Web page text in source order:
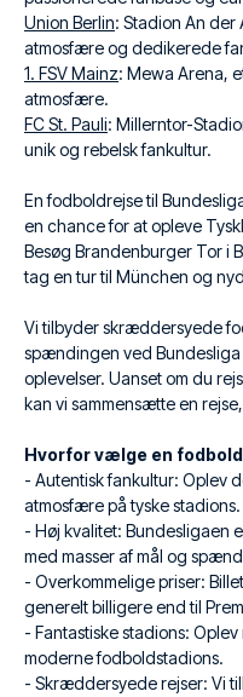
Union Berlin: Stadion An der
atmosfære og dedikerede
1. FSV Mainz: Mewa Arena,
atmosfære.
FC St. Pauli: Millerntor-
unik og rebelsk fankultur.
En fodboldrejse til
en chance for at opleve
Besøg Brandenburger Tor i
tag en tur til München og
Vi tilbyder skræddersyede
spændingen ved Bundesliga
oplevelser. Uanset om du
kan vi sammensætte en
Hvorfor vælge en
- Autentisk fankultur: Oplev
atmosfære på tyske stadions.
- Høj kvalitet: Bundesligaen
med masser af mål og
- Overkommelige priser:
generelt billigere end til
- Fantastiske stadions:
moderne fodboldstadions.
- Skræddersyede rejser: Vi